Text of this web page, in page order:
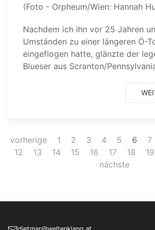
(Foto - Orpheum/Wien: Hannah
Nachdem ich ihn vor 25 Jahren
Umständen zu einer längeren Ö-
eingeflogen hatte, glänzte der
Blueser aus Scranton/
vorherige 1 2 3 4 5 6 7
12
13 14 15 16 17 18 19
nächste